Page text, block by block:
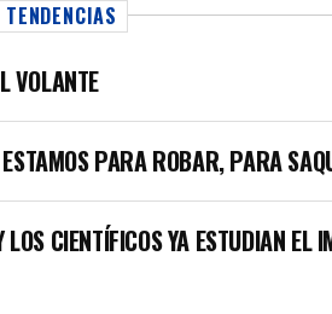
TENDENCIAS
VOLANTE
PARA ROBAR, PARA
CIENTÍFICOS YA ESTUDIAN EL